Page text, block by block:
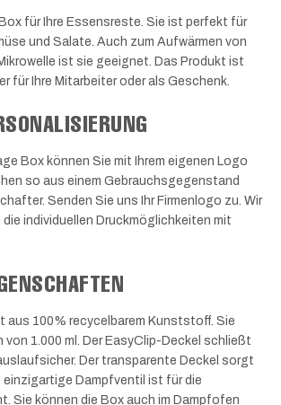
für Ihre Essensreste. Sie ist perfekt für
und Salate. Auch zum Aufwärmen von
ist sie geeignet. Das Produkt ist
für Ihre Mitarbeiter oder als Geschenk.
Box können Sie mit Ihrem eigenen Logo
so aus einem Gebrauchsgegenstand
Senden Sie uns Ihr Firmenlogo zu. Wir
individuellen Druckmöglichkeiten mit
aus 100% recycelbarem Kunststoff. Sie
von 1.000 ml. Der EasyClip-Deckel schließt
Der transparente Deckel sorgt
einzigartige Dampfventil ist für die
Sie können die Box auch im Dampfofen